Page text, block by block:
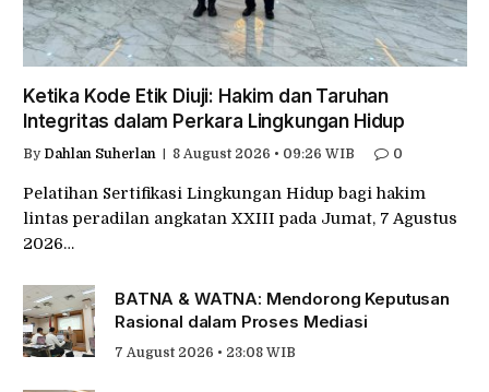
Ketika Kode Etik Diuji: Hakim dan Taruhan
Integritas dalam Perkara Lingkungan Hidup
By Dahlan Suherlan 8 August 2026 • 09:26 WIB 0
Pelatihan Sertifikasi Lingkungan Hidup bagi hakim
lintas peradilan angkatan XXIII pada Jumat, 7 Agustus
2026…
BATNA & WATNA: Mendorong Keputusan
Rasional dalam Proses Mediasi
7 August 2026 • 23:08 WIB